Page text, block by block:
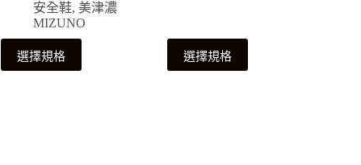
NT$3,980。
NT$3,580。
安全鞋, 美津濃
MIZUNO
選擇規格
產
選擇規格
產